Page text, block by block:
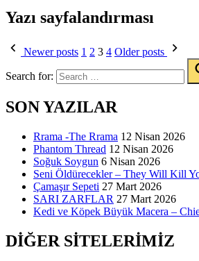
Yazı sayfalandırması
Newer posts 1 2 3 4 Older posts
Search for:
SON YAZILAR
Rrama -The Rrama 12 Nisan 2026
Phantom Thread 12 Nisan 2026
Soğuk Soygun 6 Nisan 2026
Seni Öldürecekler – They Will Kill
Çamaşır Sepeti 27 Mart 2026
SARI ZARFLAR 27 Mart 2026
Kedi ve Köpek Büyük Macera –
DIĞER SITELERIMIZ